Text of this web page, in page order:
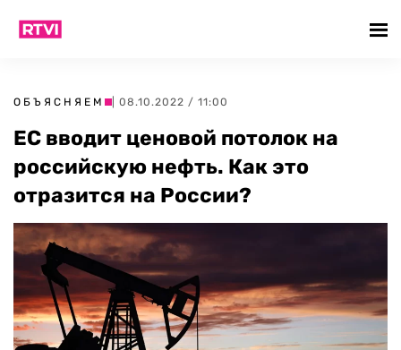
ОБЪЯСНЯЕМ | 08.10.2022 / 11:00
ЕС вводит ценовой потолок на
российскую нефть. Как это
отразится на России?